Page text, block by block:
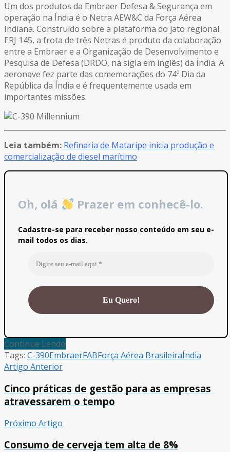
Um dos produtos da Embraer Defesa & Segurança em
operação na Índia é o Netra AEW&C da Força Aérea
Indiana. Construído sobre a plataforma do jato regional
ERJ 145, a frota de três Netras é produto da colaboração
entre a Embraer e a Organização de Desenvolvimento e
Pesquisa de Defesa (DRDO, na sigla em inglês) da Índia. A
aeronave fez parte das comemorações do 74º Dia da
República da Índia e é frequentemente usada em
importantes missões.
Leia também: Refinaria de Mataripe inicia produção e
comercialização de diesel marítimo
Oh, olá Prazer em conhecê-lo.
Cadastre-se para receber nosso conteúdo em seu e-
mail todos os dias.
Continue Lendo
Tags: C-390EmbraerFABForça Aérea BrasileiraÍndia
Artigo Anterior
Cinco práticas de gestão para as empresas
atravessarem o tempo
Próximo Artigo
Consumo de cerveja tem alta de 8%